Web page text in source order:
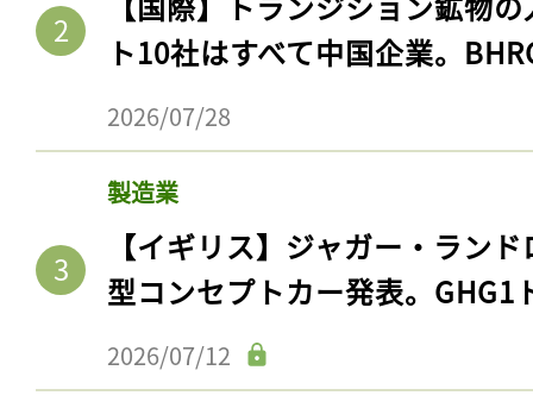
ト10社はすべて中国企業。
2026/07/28
製造業
【イギリス】ジャガー・ラン
型コンセプトカー発表。GHG1
2026/07/12